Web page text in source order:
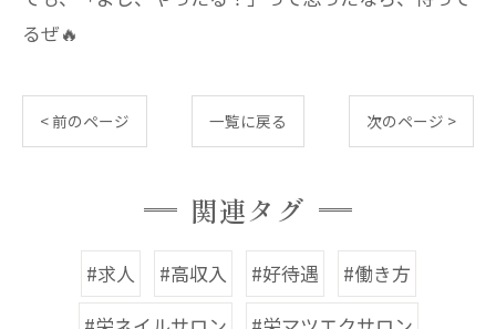
るぜ🔥
< 前のページ 一覧に戻る 次のページ >
関連タグ
#求人 #高収入 #好待遇
#働き方